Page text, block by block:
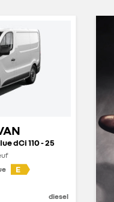
dCi 110 - 25
E
diesel